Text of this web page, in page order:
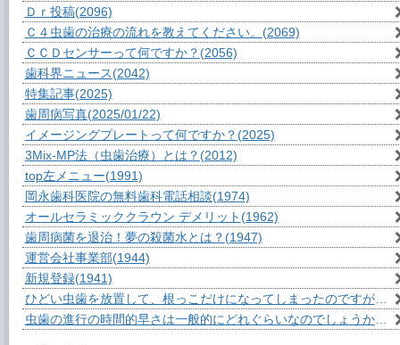
Ｄｒ投稿(2096)
Ｃ４虫歯の治療の流れを教えてください。 (2069)
ＣＣＤセンサーって何ですか？ (2056)
歯科界ニュース(2042)
特集記事(2025)
歯周病写真(2025/01/22)
イメージングプレートって何ですか？ (2025)
3Mix-MP法（虫歯治療）とは？ (2012)
top左メニュー(1991)
岡永歯科医院の無料歯科電話相談(1974)
オールセラミッククラウン デメリット (1962)
歯周病菌を退治！夢の殺菌水とは？ (1947)
運営会社事業部(1944)
新規登録(1941)
ひどい虫歯を放置して、根っこだけになってしまったのですが？
虫歯の進行の時間的早さは一般的にどれぐらいなのでしょうか？